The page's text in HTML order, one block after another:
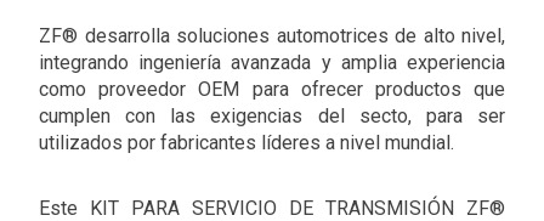
ZF® desarrolla soluciones automotrices de alto nivel,
integrando ingeniería avanzada y amplia experiencia
como proveedor OEM para ofrecer productos que
cumplen con las exigencias del secto, para ser
utilizados por fabricantes líderes a nivel mundial.
Este KIT PARA SERVICIO DE TRANSMISIÓN ZF®